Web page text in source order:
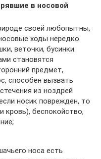
в носовой
своей любопытны,
ходы нередко
веточки, бусинки.
становятся
предмет,
способен вызвать
из ноздрей
носик поврежден, то
кровь), беспокойство,
носа есть